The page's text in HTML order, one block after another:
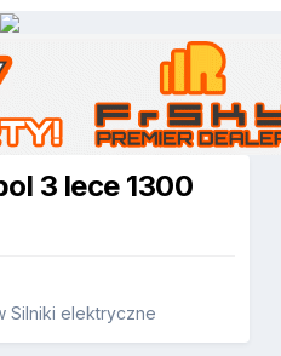
3 lece 1300
Silniki elektryczne